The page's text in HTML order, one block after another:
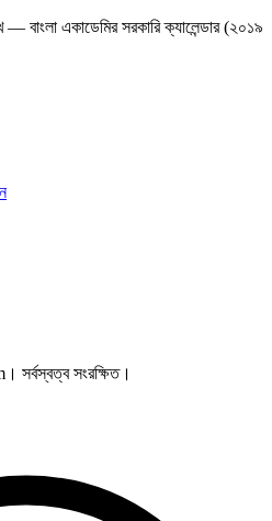
বাংলা একাডেমির সরকারি ক্যালেন্ডার (২০১৯
সংরক্ষিত।